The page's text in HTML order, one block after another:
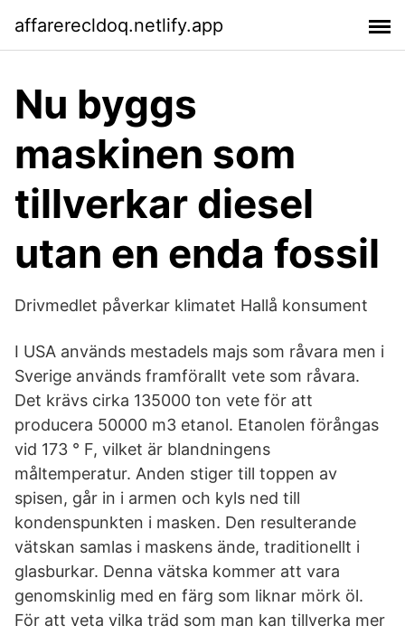
affarerecldoq.netlify.app
Nu byggs
maskinen som
tillverkar diesel
utan en enda fossil
Drivmedlet påverkar klimatet Hallå konsument
I USA används mestadels majs som råvara men i
Sverige används framförallt vete som råvara.
Det krävs cirka 135000 ton vete för att
producera 50000 m3 etanol. Etanolen förångas
vid 173 ° F, vilket är blandningens
måltemperatur. Anden stiger till toppen av
spisen, går in i armen och kyls ned till
kondenspunkten i masken. Den resulterande
vätskan samlas i maskens ände, traditionellt i
glasburkar. Denna vätska kommer att vara
genomskinlig med en färg som liknar mörk öl.
För att veta vilka träd som man kan tillverka mer